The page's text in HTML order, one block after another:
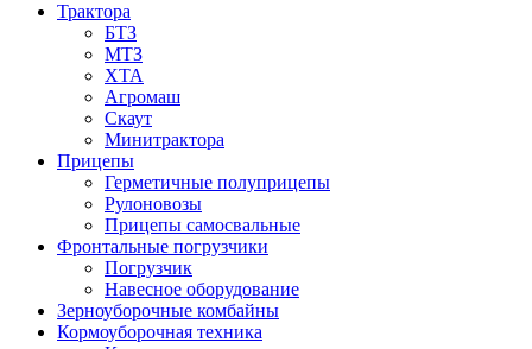
Трактора
БТЗ
МТЗ
ХТА
Агромаш
Скаут
Минитрактора
Прицепы
Герметичные полуприцепы
Рулоновозы
Прицепы самосвальные
Фронтальные погрузчики
Погрузчик
Навесное оборудование
Зерноуборочные комбайны
Кормоуборочная техника